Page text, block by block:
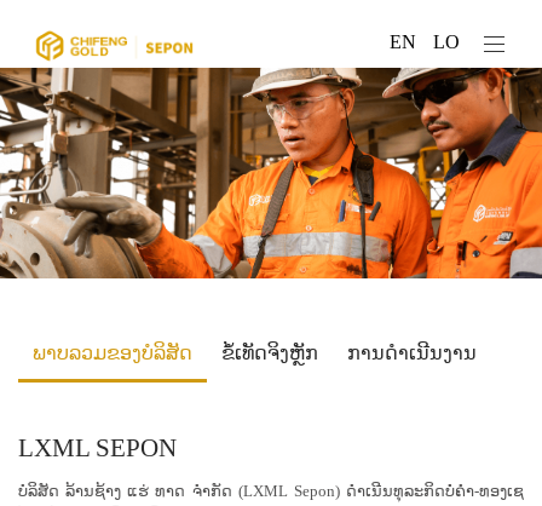
EN LO
ພາບລວມຂອງບໍລິສັດ ຂໍ້ເທັດຈິງຫຼັກ ການດໍາເນີນງານ
LXML SEPON
ບໍລິສັດ ລ້ານຊ້າງ ແຮ່ ທາດ ຈໍາກັດ (LXML Sepon) ດໍາເນີນທຸລະກິດບໍ່ຄຳ-ທອງເຊ